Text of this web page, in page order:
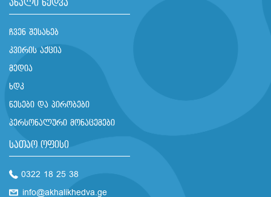
ახალი ხედვა
ჩვენ შესახებ
კვირის აქცია
მედია
ხდკ
წესები და პირობები
პერსონალური მონაცემები
სათაო ოფისი
0322 18 25 38
info@akhalikhedva.ge